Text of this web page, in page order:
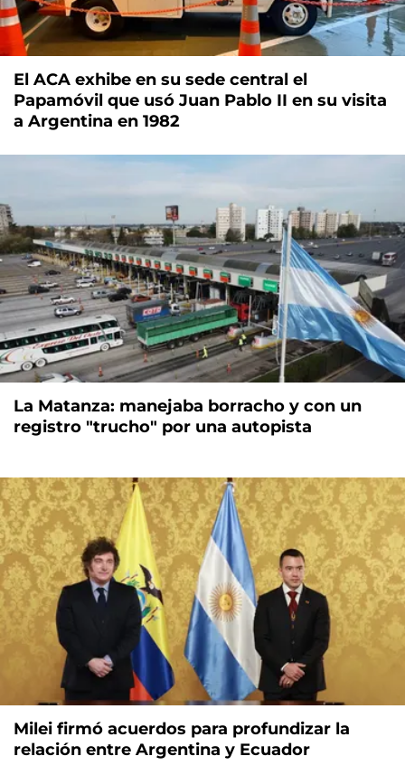
El ACA exhibe en su sede central el
Papamóvil que usó Juan Pablo II en su visita
a Argentina en 1982
La Matanza: manejaba borracho y con un
registro "trucho" por una autopista
Milei firmó acuerdos para profundizar la
relación entre Argentina y Ecuador